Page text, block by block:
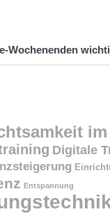
Wochenenden
Digitale
Entspannung